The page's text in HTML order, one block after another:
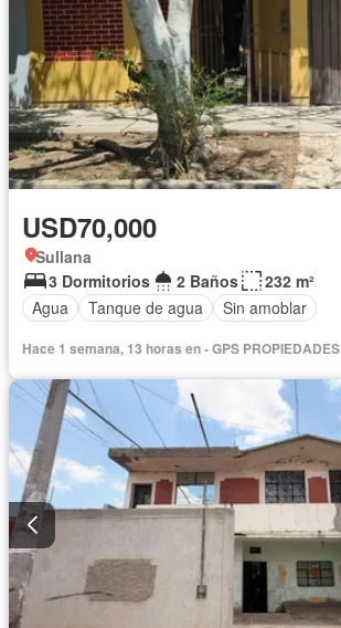
USD70,000
Sullana
3 Dormitorios
2 Baños
232 m²
Agua
Tanque de agua Sin amoblar
Hace 1 semana, 13 horas en - GPS PROPIEDADES